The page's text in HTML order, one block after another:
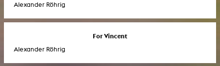
Alexander Röhrig
For Vincent
Alexander Röhrig